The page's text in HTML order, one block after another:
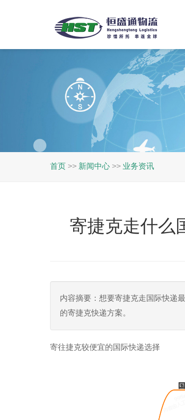
首页 >> 新闻中心 >> 业务资讯
寄捷克走什么
内容摘要：想要寄捷克走国际快递
的寄捷克快递方案。
寄往捷克较便宜的国际快递选择